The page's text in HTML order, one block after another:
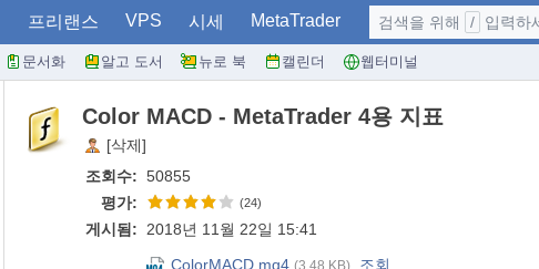
프리랜스 VPS 시세 MetaTrader
문서화 알고 도서 뉴로 북 캘린더 웹터미널
검색을 위해 / 입력하
Color MACD - MetaTrader 4용 지표
[삭제]
조회수: 50855
평가:
(24)
게시됨:
2018년 11월 22일 15:41
ColorMACD.mq4 (3.48 KB) 조회